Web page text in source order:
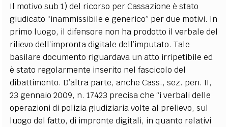
Il motivo sub 1) del ricorso per Cassazione è stato
giudicato “inammissibile e generico” per due motivi. In
primo luogo, il difensore non ha prodotto il verbale del
rilievo dell’impronta digitale dell’imputato. Tale
basilare documento riguardava un atto irripetibile ed
è stato regolarmente inserito nel fascicolo del
dibattimento. D’altra parte, anche Cass., sez. pen. II,
23 gennaio 2009, n. 17423 precisa che “i verbali delle
operazioni di polizia giudiziaria volte al prelievo, sul
luogo del fatto, di impronte digitali, in quanto relativi